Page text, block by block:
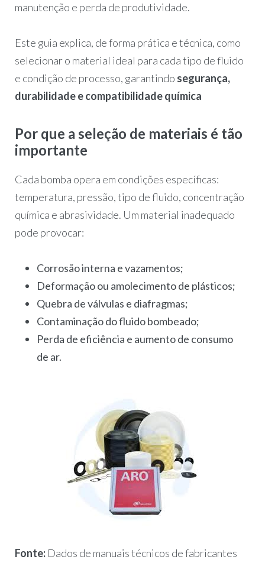
manutenção e perda de produtividade.
Este guia explica, de forma prática e técnica, como
selecionar o material ideal para cada tipo de fluido
e condição de processo, garantindo segurança,
durabilidade e compatibilidade química
Por que a seleção de materiais é tão
importante
Cada bomba opera em condições específicas:
temperatura, pressão, tipo de fluido, concentração
química e abrasividade. Um material inadequado
pode provocar:
Corrosão interna e vazamentos;
Deformação ou amolecimento de plásticos;
Quebra de válvulas e diafragmas;
Contaminação do fluido bombeado;
Perda de eficiência e aumento de consumo
de ar.
Fonte: Dados de manuais técnicos de fabricantes